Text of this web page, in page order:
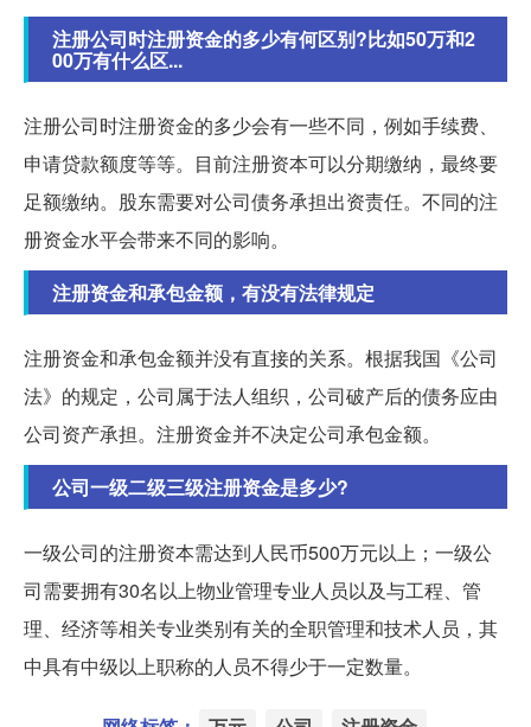
注册公司时注册资金的多少有何区别?比如50万和2
00万有什么区...
注册公司时注册资金的多少会有一些不同，例如手续费、
申请贷款额度等等。目前注册资本可以分期缴纳，最终要
足额缴纳。股东需要对公司债务承担出资责任。不同的注
册资金水平会带来不同的影响。
注册资金和承包金额，有没有法律规定
注册资金和承包金额并没有直接的关系。根据我国《公司
法》的规定，公司属于法人组织，公司破产后的债务应由
公司资产承担。注册资金并不决定公司承包金额。
公司一级二级三级注册资金是多少?
一级公司的注册资本需达到人民币500万元以上；一级公
司需要拥有30名以上物业管理专业人员以及与工程、管
理、经济等相关专业类别有关的全职管理和技术人员，其
中具有中级以上职称的人员不得少于一定数量。